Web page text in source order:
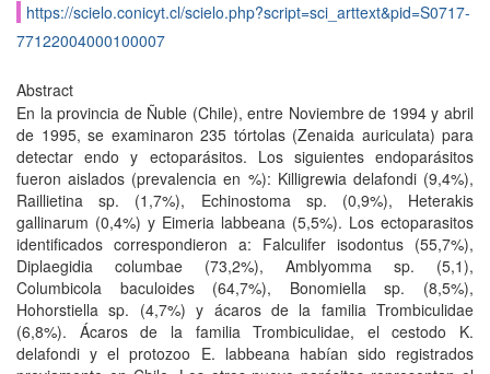
https://scielo.conicyt.cl/scielo.php?script=sci_arttext&pid=S0717-
77122004000100007
Abstract
En la provincia de Ñuble (Chile), entre Noviembre de 1994 y abril
de 1995, se examinaron 235 tórtolas (Zenaida auriculata) para
detectar endo y ectoparásitos. Los siguientes endoparásitos
fueron aislados (prevalencia en %): Killigrewia delafondi (9,4%),
Raillietina sp. (1,7%), Echinostoma sp. (0,9%), Heterakis
gallinarum (0,4%) y Eimeria labbeana (5,5%). Los ectoparasitos
identificados correspondieron a: Falculifer isodontus (55,7%),
Diplaegidia columbae (73,2%), Amblyomma sp. (5,1),
Columbicola baculoides (64,7%), Bonomiella sp. (8,5%),
Hohorstiella sp. (4,7%) y ácaros de la familia Trombiculidae
(6,8%). Ácaros de la familia Trombiculidae, el cestodo K.
delafondi y el protozoo E. labbeana habían sido registrados